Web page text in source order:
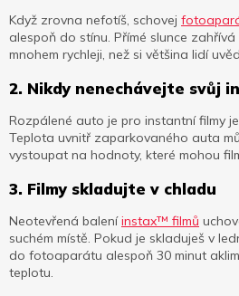
Když zrovna nefotíš, schovej
alespoň do stínu. Přímé slunce
mnohem rychleji, než si většina lidí
2. Nikdy nenechávejte svůj
Rozpálené auto je pro instantní filmy
Teplota uvnitř zaparkovaného auta
vystoupat na hodnoty, které mohou
3. Filmy skladujte v chladu
Neotevřená baleníinstax™ filmů
suchém místě. Pokud je skladuješ v
do fotoaparátu alespoň 30 minut
teplotu.